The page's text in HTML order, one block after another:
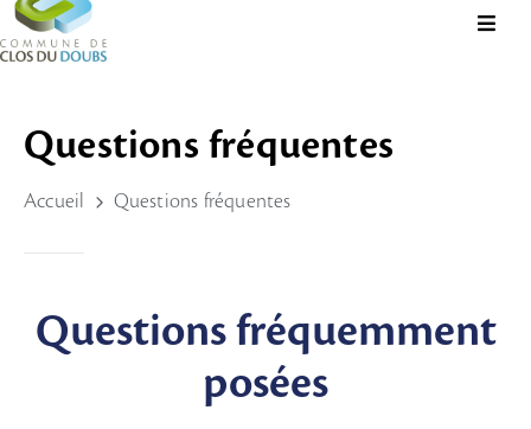
Administration
Guichet
Locale
Questions fréquentes
Accueil Questions fréquentes
Questions fréquemment
posées